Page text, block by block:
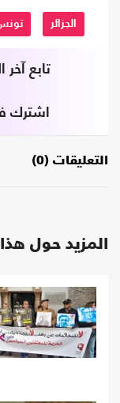
الجزائر
تابع آخر
اشترك
التعليقات (0)
المزيد حول